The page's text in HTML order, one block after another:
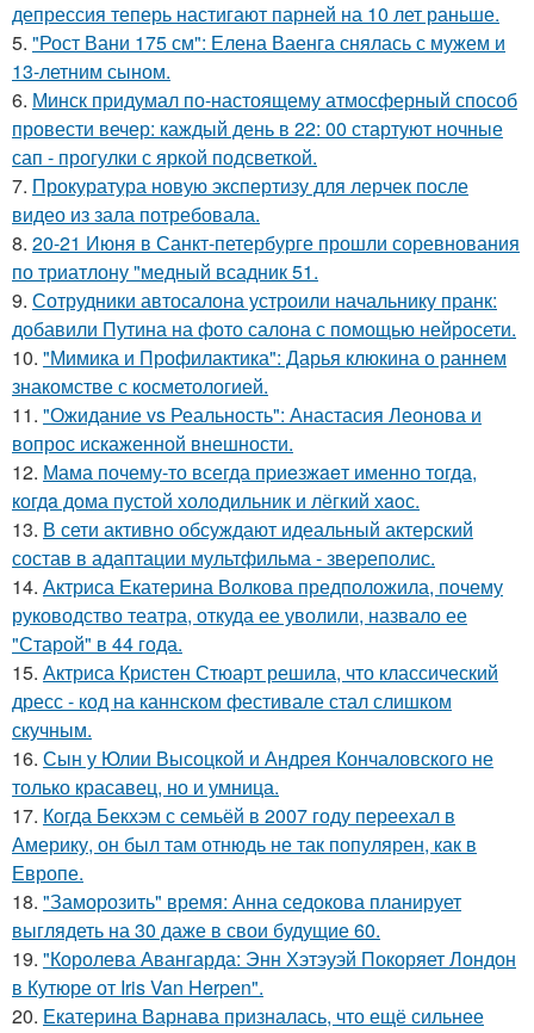
депрессия теперь настигают парней на 10 лет раньше.
5. "Рост Вани 175 см": Елена Ваенга снялась с мужем и
13-летним сыном.
6. Минск придумал по-настоящему атмосферный способ
провести вечер: каждый день в 22: 00 стартуют ночные
сап - прогулки с яркой подсветкой.
7. Прокуратура новую экспертизу для лерчек после
видео из зала потребовала.
8. 20-21 Июня в Санкт-петербурге прошли соревнования
по триатлону "медный всадник 51.
9. Сотрудники автосалона устроили начальнику пранк:
добавили Путина на фото салона с помощью нейросети.
10. "Мимика и Профилактика": Дарья клюкина о раннем
знакомстве с косметологией.
11. "Ожидание vs Реальность": Анастасия Леонова и
вопрос искаженной внешности.
12. Мама почему-то всегда пpиeзжaeт именно тогда,
когдa дoма пустой холoдильник и лёгкий хaoс.
13. В сети активно обсуждают идеальный актерский
состав в адаптации мультфильма - звереполис.
14. Актриса Екатерина Волкова предположила, почему
руководство театра, откуда ее уволили, назвало ее
"Старой" в 44 года.
15. Актриса Кристен Стюарт решила, что классический
дресс - код на каннском фестивале стал слишком
скучным.
16. Сын у Юлии Высоцкой и Андрея Кончаловского не
только красавец, но и умница.
17. Когда Бекхэм с семьёй в 2007 году переехал в
Америку, он был там отнюдь не так популярен, как в
Европе.
18. "Заморозить" время: Анна седокова планирует
выглядеть на 30 даже в свои будущие 60.
19. "Королева Авангарда: Энн Хэтэуэй Покоряет Лондон
в Кутюре от Iris Van Herpen".
20. Екатерина Варнава призналась, что ещё сильнее